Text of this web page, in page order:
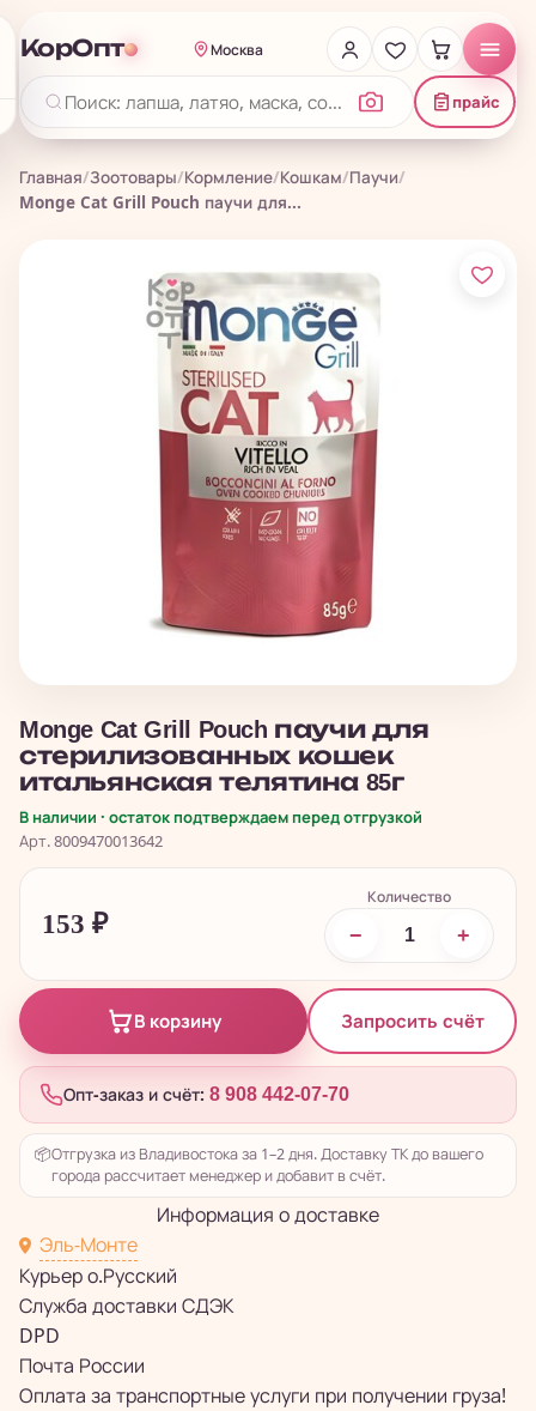
КорОпт Москва
прайс
Главная/Зоотовары/Кормление/Кошкам/Паучи/
Monge Cat Grill Pouch паучи для...
Monge Cat Grill Pouch паучи для
стерилизованных кошек
итальянская телятина 85г
В наличии · остаток подтверждаем перед отгрузкой
Арт. 8009470013642
153 ₽
Количество
− +
В корзину Запросить счёт
Опт-заказ и счёт: 8 908 442-07-70
📦Отгрузка из Владивостока за 1–2 дня. Доставку ТК до вашего
города рассчитает менеджер и добавит в счёт.
Информация о доставке
Эль-Монте
Курьер о.Русский
Служба доставки СДЭК
DPD
Почта России
Оплата за транспортные услуги при получении груза!